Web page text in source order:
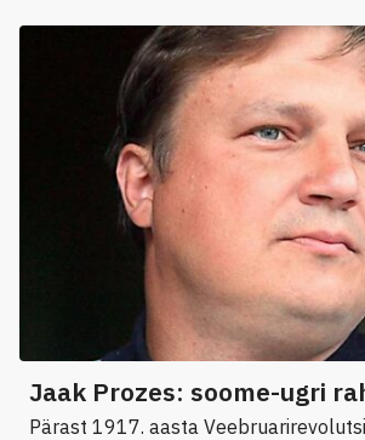
Jaak Prozes: soome-ugri
Pärast 1917. aasta